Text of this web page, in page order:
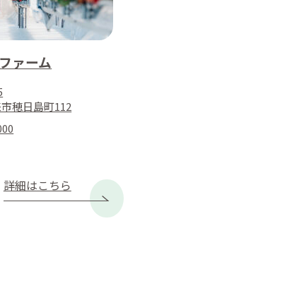
ァーム
穂日島町112
詳細はこちら